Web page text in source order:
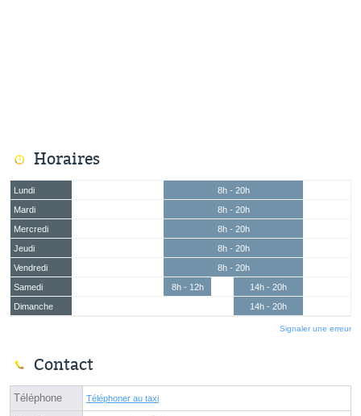
Horaires
Lundi
8h - 20h
Mardi
8h - 20h
Mercredi
8h - 20h
Jeudi
8h - 20h
Vendredi
8h - 20h
Samedi
8h - 12h
14h - 20h
Dimanche
14h - 20h
Signaler une erreur
Contact
Téléphone Téléphoner au taxi